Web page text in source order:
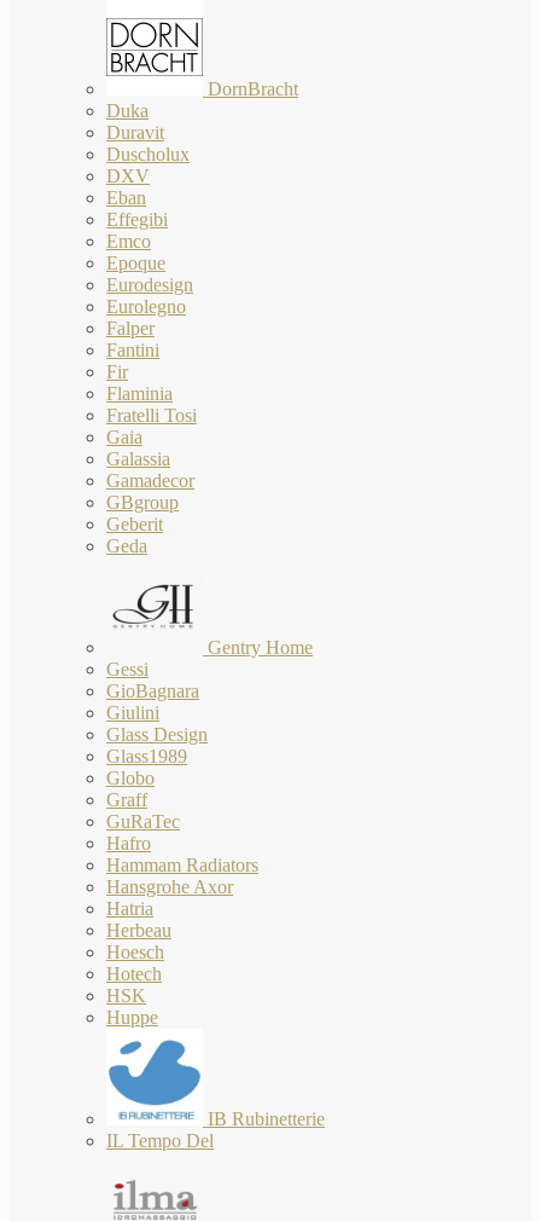
DornBracht
Duka
Duravit
Duscholux
DXV
Eban
Effegibi
Emco
Epoque
Eurodesign
Eurolegno
Falper
Fantini
Fir
Flaminia
Fratelli Tosi
Gaia
Galassia
Gamadecor
GBgroup
Geberit
Geda
Gentry Home
Gessi
GioBagnara
Giulini
Glass Design
Glass1989
Globo
Graff
GuRaTec
Hafro
Hammam Radiators
Hansgrohe Axor
Hatria
Herbeau
Hoesch
Hotech
HSK
Huppe
IB Rubinetterie
IL Tempo Del